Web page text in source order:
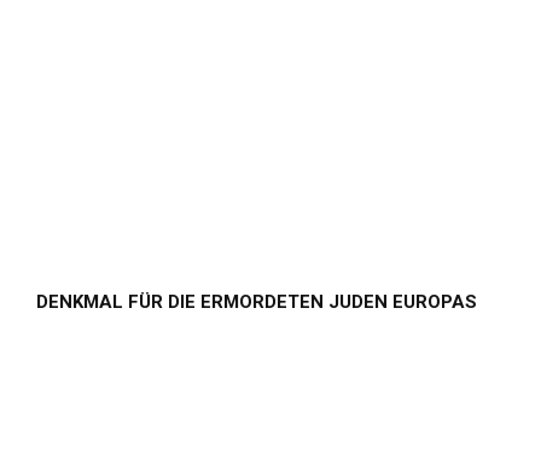
DENKMAL FÜR DIE ERMORDETEN JUDEN EUROPAS